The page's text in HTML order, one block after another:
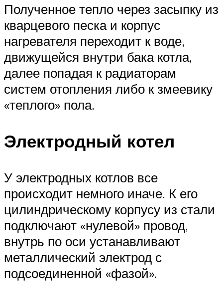
Полученное тепло через засыпку из
кварцевого песка и корпус
нагревателя переходит к воде,
движущейся внутри бака котла,
далее попадая к радиаторам
систем отопления либо к змеевику
«теплого» пола.
Электродный котел
У электродных котлов все
происходит немного иначе. К его
цилиндрическому корпусу из стали
подключают «нулевой» провод,
внутрь по оси устанавливают
металлический электрод с
подсоединенной «фазой».